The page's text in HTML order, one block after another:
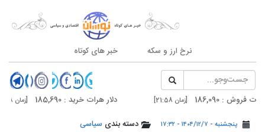
نرخ ارز و سکه خبر های کوتاه
[زمان 21:58] دلار هرات خرید : 185,690 [زمان 21:58]
[زمان 20:59] دلار تهران خرید : 187,100 پنجشنبه - ۱۴۰۴/۱۲/۷ - ۱۷:۳۲ دسته بندی سیاسی